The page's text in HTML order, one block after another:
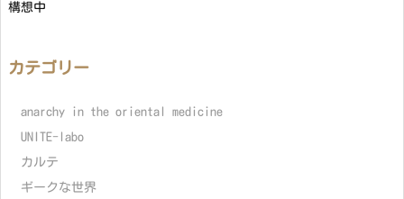
構想中
カテゴリー
anarchy in the oriental medicine
UNITE-labo
カルテ
ギークな世界